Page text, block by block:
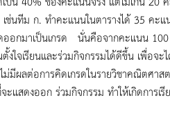
นทีม ก. ทำคะแนนในตารางได้ 35 คะ
อกมาเป็นเกรด นั่นคือจากคะแนน
งใจเรียนและร่วมกิจกรรมได้ดีขึ้น เพื่อ
ผลต่อการคิดเกรดในรายวิชาคณิตศา
ะแสดงออก ร่วมกิจกรรม ทำให้เกิดการ